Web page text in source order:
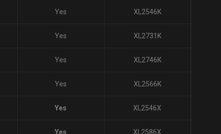
XL2546K
XL2731K
XL2746K
XL2566K
XL2546X
XL2586X